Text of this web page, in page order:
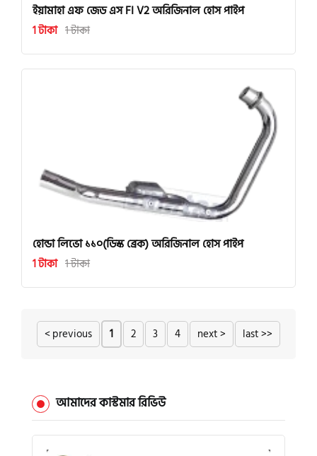
ইয়ামাহা এফ জেড এস FI V2 অরিজিনাল হোস পাইপ
1 টাকা 1 টাকা
হোন্ডা লিভো ১১০(ডিস্ক ব্রেক) অরিজিনাল হোস পাইপ
1 টাকা 1 টাকা
< previous 1 2 3 4 next > last >>
আমাদের কাস্টমার রিভিউ